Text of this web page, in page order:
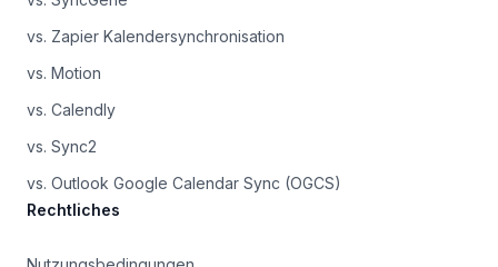
vs. Zapier Kalendersynchronisation
vs. Motion
vs. Calendly
vs. Sync2
vs. Outlook Google Calendar Sync (OGCS)
Rechtliches